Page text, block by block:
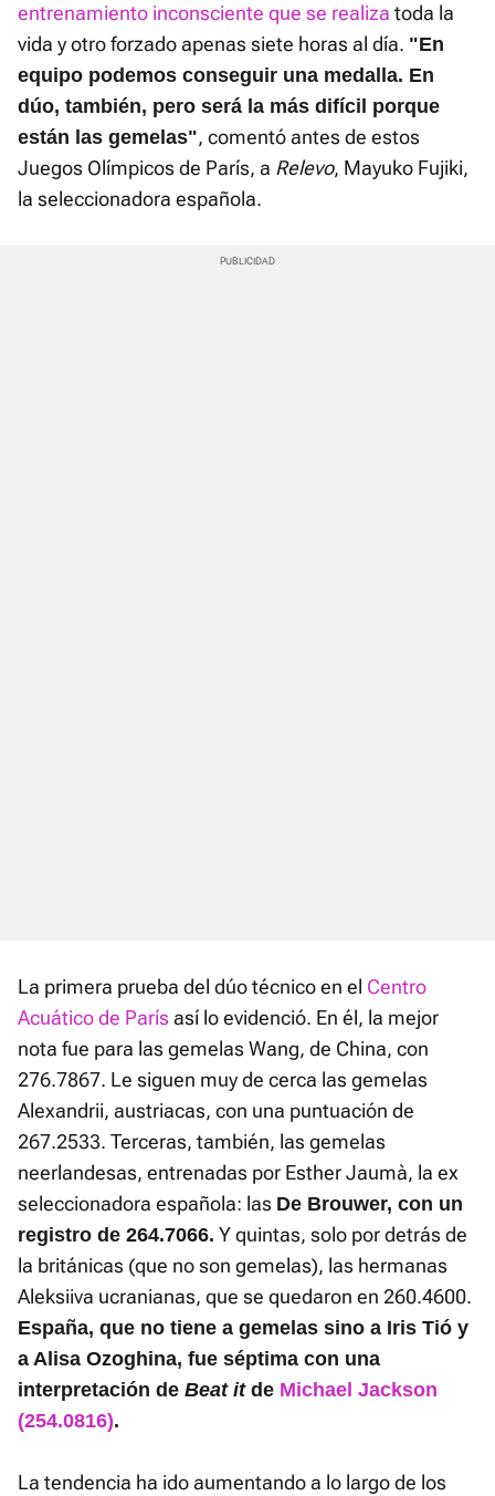
entrenamiento inconsciente que se realiza toda la
vida y otro forzado apenas siete horas al día. "En
equipo podemos conseguir una medalla. En
dúo, también, pero será la más difícil porque
están las gemelas", comentó antes de estos
Juegos Olímpicos de París, a Relevo, Mayuko Fujiki,
la seleccionadora española.
La primera prueba del dúo técnico en el Centro
Acuático de Parísasí lo evidenció. En él, la mejor
nota fue para las gemelas Wang, de China, con
276.7867. Le siguen muy de cerca las gemelas
Alexandrii, austriacas, con una puntuación de
267.2533. Terceras, también, las gemelas
neerlandesas, entrenadas por Esther Jaumà, la ex
seleccionadora española: las De Brouwer, con un
registro de 264.7066. Y quintas, solo por detrás de
la británicas (que no son gemelas), las hermanas
Aleksiiva ucranianas, que se quedaron en 260.4600.
España, que no tiene a gemelas sino a Iris Tió y
a Alisa Ozoghina, fue séptima con una
interpretación de Beat itde Michael Jackson
(254.0816).
La tendencia ha ido aumentando a lo largo de los